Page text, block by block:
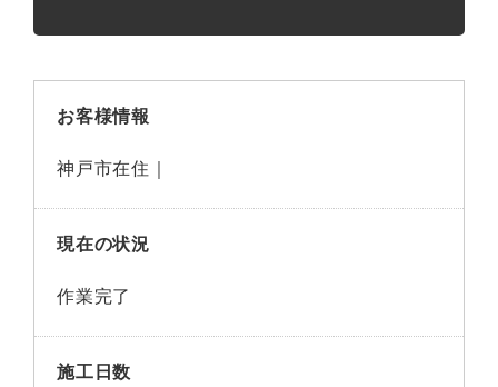
お客様情報
神戸市在住｜
現在の状況
作業完了
施工日数